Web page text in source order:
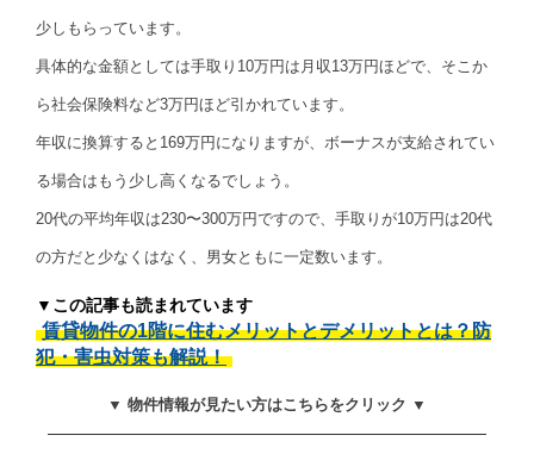
少しもらっています。
具体的な金額としては手取り10万円は月収13万円ほどで、そこか
ら社会保険料など3万円ほど引かれています。
年収に換算すると169万円になりますが、ボーナスが支給されてい
る場合はもう少し高くなるでしょう。
20代の平均年収は230〜300万円ですので、手取りが10万円は20代
の方だと少なくはなく、男女ともに一定数います。
▼この記事も読まれています
賃貸物件の1階に住むメリットとデメリットとは？防
犯・害虫対策も解説！
▼ 物件情報が見たい方はこちらをクリック ▼